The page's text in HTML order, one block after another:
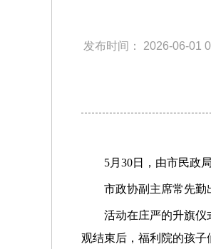
发布时间： 2026-06-01
5月30日，由市民政
市政协副主席常先勤
活动在庄严的升旗仪
观结束后，福利院的孩